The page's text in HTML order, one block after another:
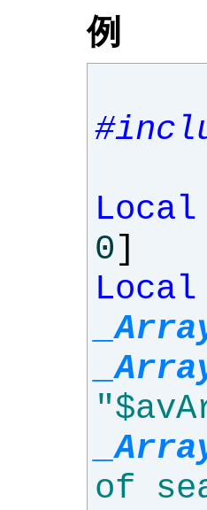
例
Local
0]
Local
of